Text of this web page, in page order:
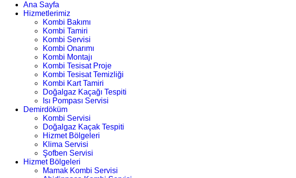
Ana Sayfa
Hizmetlerimiz
Kombi Bakımı
Kombi Tamiri
Kombi Servisi
Kombi Onarımı
Kombi Montajı
Kombi Tesisat Proje
Kombi Tesisat Temizliği
Kombi Kart Tamiri
Doğalgaz Kaçağı Tespiti
Isı Pompası Servisi
Demirdöküm
Kombi Servisi
Doğalgaz Kaçak Tespiti
Hizmet Bölgeleri
Klima Servisi
Şofben Servisi
Hizmet Bölgeleri
Mamak Kombi Servisi